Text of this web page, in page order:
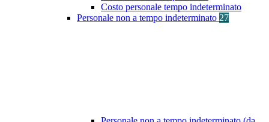
Costo personale tempo indeterminato
Personale non a tempo indeterminato 27